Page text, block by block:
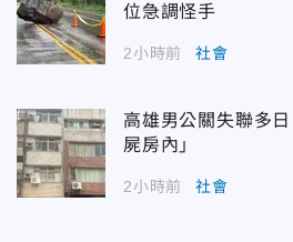
位急調怪手
2小時前 社會
高雄男公關失聯多
屍房內」
2小時前 社會